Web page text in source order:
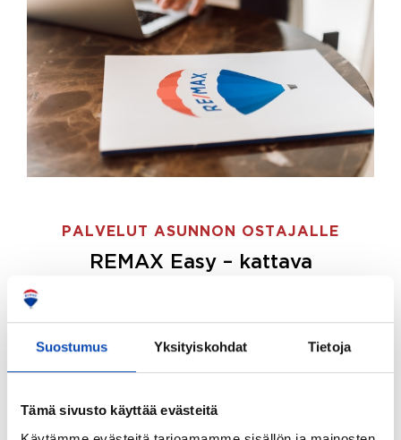
Suostumus Yksityiskohdat Tietoja
Tämä sivusto käyttää evästeitä
PALVELUT ASUNNON OSTAJALLE
REMAX Easy – kattava
ostajille.
Tee ostotoimeksianto ja etsimme juuri